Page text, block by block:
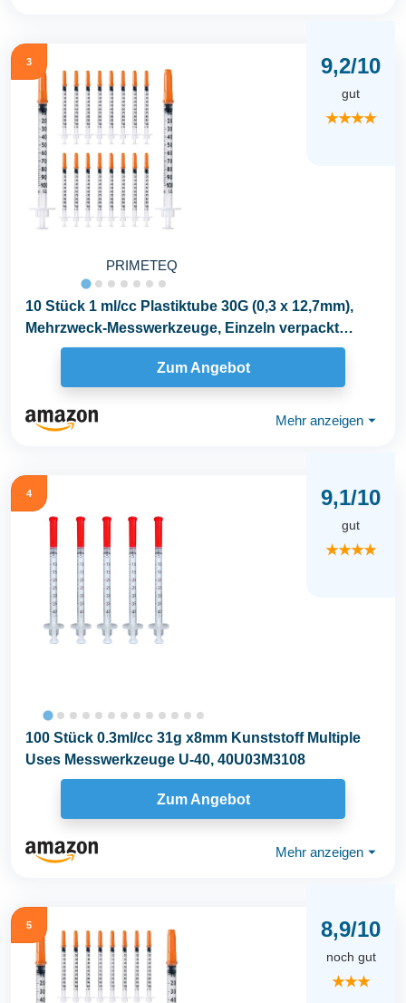
3
PRIMETEQ
9,2/10
gut
★★★★
10 Stück 1 ml/cc Plastiktube 30G (0,3 x 12,7mm),
Mehrzweck-Messwerkzeuge, Einzeln verpackt
(30G...
Zum Angebot
Mehr anzeigen ⏷
4 9,1/10
gut
★★★★
100 Stück 0.3ml/cc 31g x8mm Kunststoff Multiple
Uses Messwerkzeuge U-40, 40U03M3108
Zum Angebot
Mehr anzeigen ⏷
5 8,9/10
noch gut
★★★